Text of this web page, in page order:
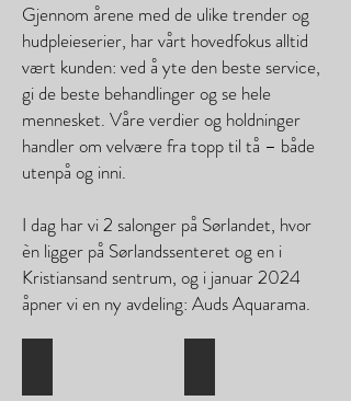
Gjennom årene med de ulike trender og
hudpleieserier, har vårt hovedfokus alltid
vært kunden: ved å yte den beste service,
gi de beste behandlinger og se hele
mennesket. Våre verdier og holdninger
handler om velvære fra topp til tå – både
utenpå og inni.
I dag har vi 2 salonger på Sørlandet, hvor
èn ligger på Sørlandssenteret og en i
Kristiansand sentrum, og i januar 2024
åpner vi en ny avdeling: Auds Aquarama.